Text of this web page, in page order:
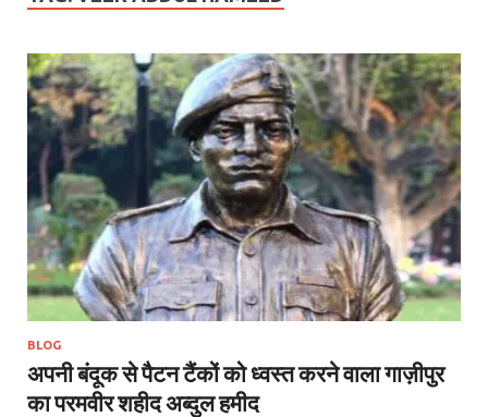
BLOG
अपनी बंदूक से पैटन टैंकों को ध्वस्त करने वाला गाज़ीपुर
का परमवीर शहीद अब्दुल हमीद